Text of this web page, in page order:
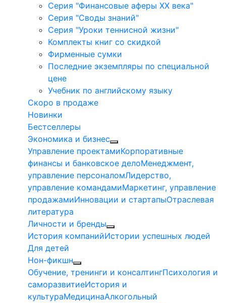
Серия "Финансовые аферы XX века"
Серия "Своды знаний"
Серия "Уроки теннисной жизни"
Комплекты книг со скидкой
Фирменные сумки
Последние экземпляры по специальной
цене
Учебник по английскому языку
Скоро в продаже
Новинки
Бестселлеры
Экономика и бизнес
Управление проектамиКорпоративные
финансы и банковское делоМенеджмент,
управление персоналомЛидерство,
управление командамиМаркетинг, управление
продажамиИнновации и стартапыОтраслевая
литература
Личности и бренды
История компанийИстории успешных людей
Для детей
Нон-фикшн
Обучение, тренинги и консалтингПсихология и
саморазвитиеИстория и
культураМедицинаАлкогольный